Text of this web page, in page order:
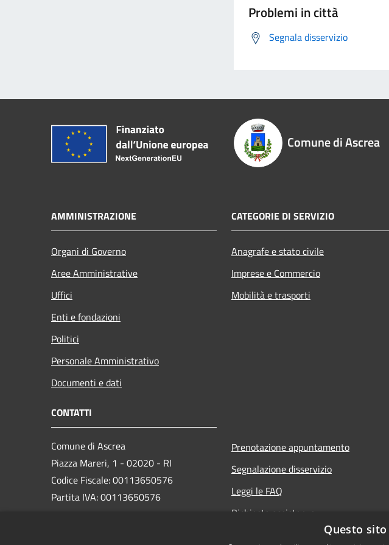
Problemi in città
Segnala disservizio
Comune di Ascrea
AMMINISTRAZIONE
Organi di Governo
Aree Amministrative
Uffici
Enti e fondazioni
Politici
Personale Amministrativo
Documenti e dati
CATEGORIE DI SERVIZIO
Anagrafe e stato civile
Imprese e Commercio
Mobilità e trasporti
CONTATTI
Comune di Ascrea
Piazza Mareri, 1 - 02020 - RI
Codice Fiscale: 00113650576
Partita IVA: 00113650576
Prenotazione appuntamento
Segnalazione disservizio
Leggi le FAQ
Richiesta assistenza
Questo